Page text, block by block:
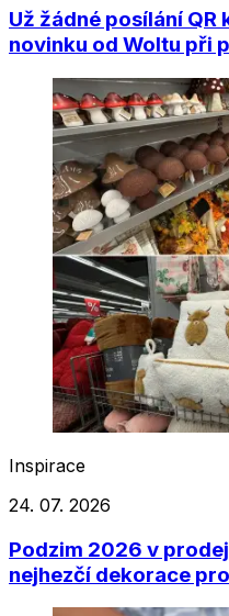
Už žádné posílání QR
novinku od Woltu při
Inspirace
24. 07. 2026
Podzim 2026 v
nejhezčí dekorace